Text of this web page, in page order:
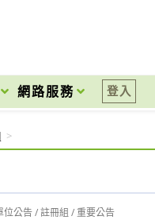
網路服務 登入
>
位公告 / 註冊組 / 重要公告